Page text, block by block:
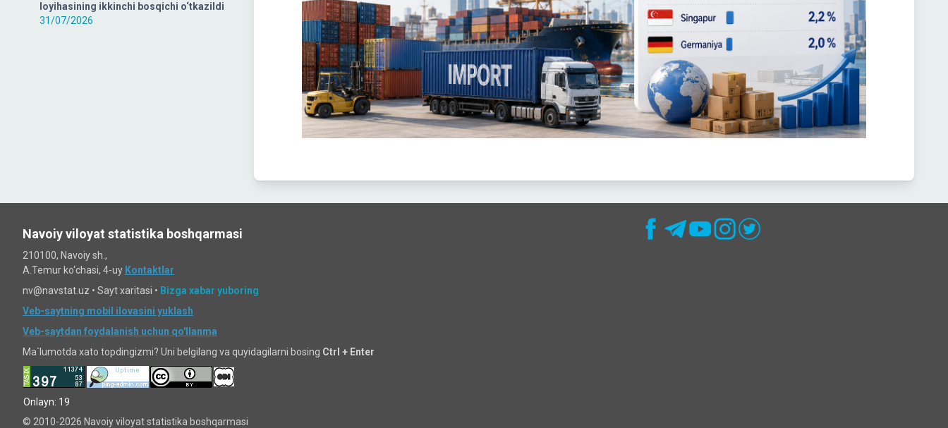
loyihasining ikkinchi bosqichi o‘tkazildi
31/07/2026
Navoiy viloyat statistika boshqarmasi
210100, Navoiy sh.,
A.Temur ko‘chаsi, 4-uy Kontaktlar
nv@navstat.uz • Sayt xaritasi • Bizga xabar yuboring
Veb-saytning mobil ilovasini yuklash
Veb-saytdan foydalanish uchun qo'llanma
Ma`lumotda xato topdingizmi? Uni belgilang va quyidagilarni bosing Ctrl + Enter
Onlayn: 19
© 2010-2026 Navoiy viloyat statistika boshqarmasi